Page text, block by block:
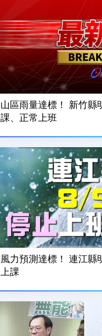
山區雨量達標！ 新竹縣
課、正常上班
風力預測達標！ 連江縣
上課